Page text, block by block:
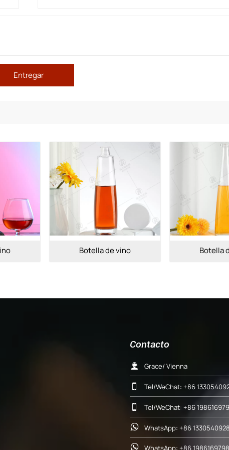
Entregar
Botella de vino Botella de
Contacto
 Grace/ Vienna
 Tel/WeChat: +86
 Tel/WeChat: +86
 WhatsApp: +86
 WhatsApp: +86